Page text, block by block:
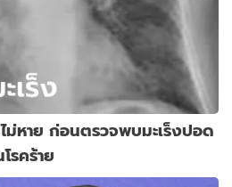
ม่หาย ก่อนตรวจพบมะเร็งปอด
รคร้าย